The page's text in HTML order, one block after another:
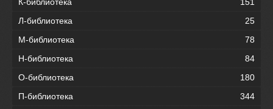
Л-библиотека
25
М-библиотека
78
Н-библиотека
84
О-библиотека
180
П-библиотека
344